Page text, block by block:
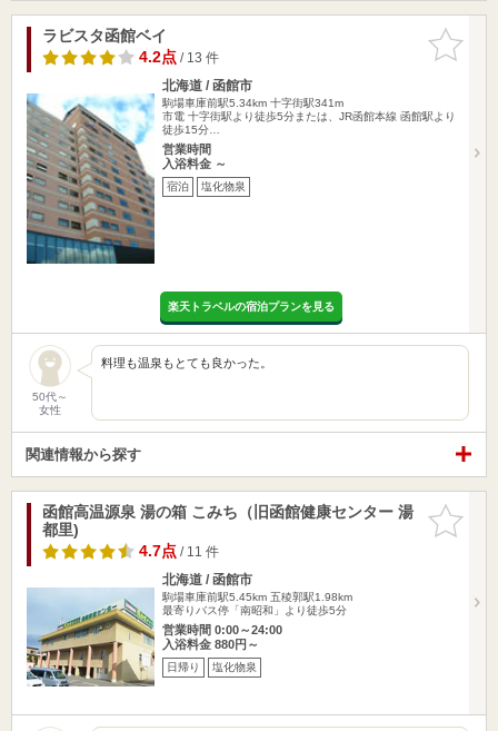
お気に入
りに追加
ラビスタ函館ベイ
4.2点/ 13 件
北海道 / 函館市
駒場車庫前駅5.34km 十字街駅341m
市電 十字街駅より徒歩5分または、JR函館本線 函館駅より
徒歩15分…
営業時間
入浴料金 ～
宿泊 塩化物泉
楽天トラベルの宿泊プランを見る
50代～
女性
料理も温泉もとても良かった。
関連情報から探す
お気に入
りに追加
函館高温源泉 湯の箱 こみち（旧函館健康センター 湯
都里)
4.7点/ 11 件
北海道 / 函館市
駒場車庫前駅5.45km 五稜郭駅1.98km
最寄りバス停「南昭和」より徒歩5分
営業時間 0:00～24:00
入浴料金 880円～
日帰り 塩化物泉